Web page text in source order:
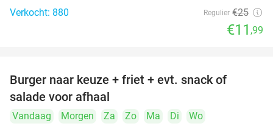
Verkocht: 880 Regulier €25
€11 ,99
Burger naar keuze + friet + evt. snack of
salade voor afhaal
Vandaag Morgen Za Zo Ma Di
Wo